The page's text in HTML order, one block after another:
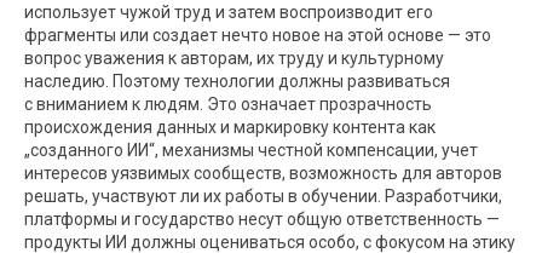
использует чужой труд и затем воспроизводит его
фрагменты или создает нечто новое на этой основе — это
вопрос уважения к авторам, их труду и культурному
наследию. Поэтому технологии должны развиваться
с вниманием к людям. Это означает прозрачность
происхождения данных и маркировку контента как
„созданного ИИ“, механизмы честной компенсации, учет
интересов уязвимых сообществ, возможность для авторов
решать, участвуют ли их работы в обучении. Разработчики,
платформы и государство несут общую ответственность —
продукты ИИ должны оцениваться особо, с фокусом на этику